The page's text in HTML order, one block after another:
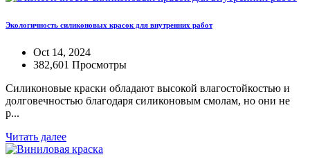
Экологичность силиконовых красок для внутренних работ
Oct 14, 2024
382,601 Просмотры
Силиконовые краски обладают высокой влагостойкостью и
долговечностью благодаря силиконовым смолам, но они не
р...
Читать далее